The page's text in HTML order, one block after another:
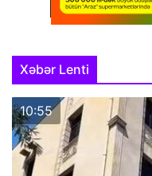
Xəbər Lenti
10:55